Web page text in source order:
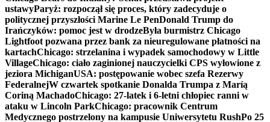
ustawyParyż: rozpoczął się proces, który zadecyduje o
politycznej przyszłości Marine Le PenDonald Trump do
Irańczyków: pomoc jest w drodzeByła burmistrz Chicago
Lightfoot pozwana przez bank za nieuregulowane płatności na
kartachChicago: strzelanina i wypadek samochodowy w Little
VillageChicago: ciało zaginionej nauczycielki CPS wyłowione z
jeziora MichiganUSA: postępowanie wobec szefa Rezerwy
FederalnejW czwartek spotkanie Donalda Trumpa z Maríą
Coriną MachadoChicago: 27-latek i 6-letni chłopiec ranni w
ataku w Lincoln ParkChicago: pracownik Centrum
Medycznego postrzelony na kampusie Uniwersytetu RushPo 25